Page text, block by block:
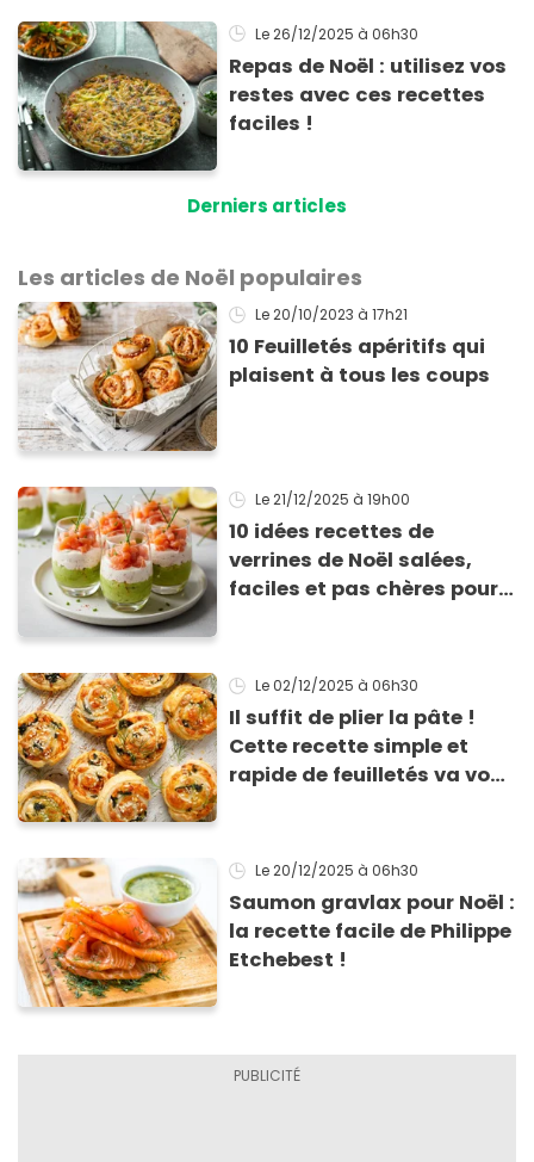
Le 26/12/2025 à 06h30
Repas de Noël : utilisez vos
restes avec ces recettes
faciles !
Derniers articles
Les articles de Noël populaires
Le 20/10/2023 à 17h21
10 Feuilletés apéritifs qui
plaisent à tous les coups
Le 21/12/2025 à 19h00
10 idées recettes de
verrines de Noël salées,
faciles et pas chères pour
Le 02/12/2025 à 06h30
Il suffit de plier la pâte !
Cette recette simple et
rapide de feuilletés va vous
Le 20/12/2025 à 06h30
Saumon gravlax pour Noël :
la recette facile de Philippe
Etchebest !